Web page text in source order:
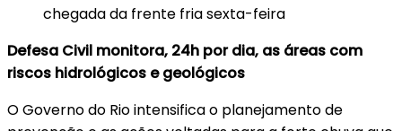
Defesa Civil monitora, 24h por dia, as áreas com
riscos hidrológicos e geológicos
O Governo do Rio intensifica o planejamento de